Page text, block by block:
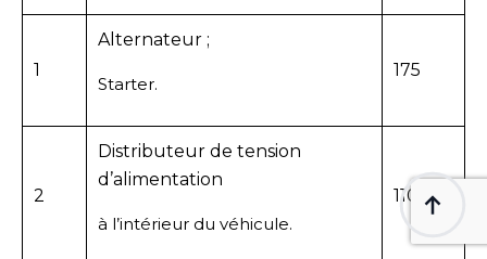
1
Alternateur ;
Starter.
175
2
Distributeur de tension
d’alimentation
à l’intérieur du véhicule.
110